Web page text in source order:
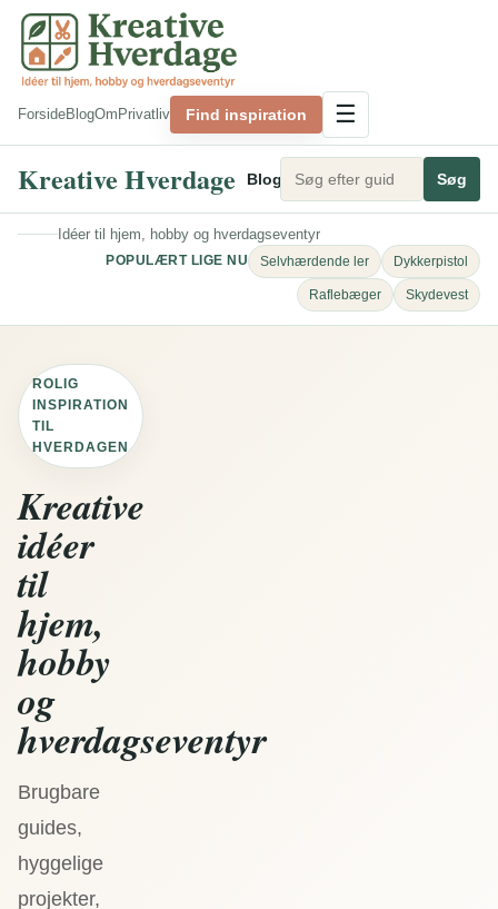
Spring
indhold
ForsideBlogOm Privatliv Find inspiration ☰
Kreative Hverdage Blog Bolig og indretningSøg
Idéer til hjem, hobby og hverdagseventyr
POPULÆRT LIGE NU Selvhærdende ler Dykkerpistol
Raflebæger Skydevest
ROLIG
INSPIRATION
TIL
HVERDAGEN
Kreative
idéer
til
hjem,
hobby
og
hverdagseventyr
Brugbare
guides,
hyggelige
projekter,